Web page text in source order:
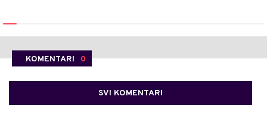
KOMENTARI 0
SVI KOMENTARI